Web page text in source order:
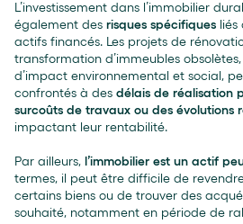
L’investissement dans l’immobilier
également des risques spécifiquesliés
actifs financés. Les projets de
transformation d’immeubles
d’impact environnemental et social,
confrontés à des délais de réalisation
surcoûts de travaux ou des évolutions
impactant leur rentabilité.
Par ailleurs, l’immobilier est un actif
termes, il peut être difficile de
certains biens ou de trouver des
souhaité, notamment en période de